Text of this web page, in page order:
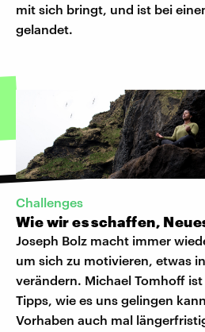
mit sich bringt, und ist bei
gelandet.
Challenges
Wie wir es schaffen,
Joseph Bolz macht immer
um sich zu motivieren, etwas
verändern. Michael Tomhoff
Tipps, wie es uns gelingen
Vorhaben auch mal